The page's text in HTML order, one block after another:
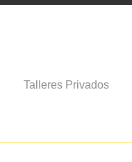
Talleres Privados